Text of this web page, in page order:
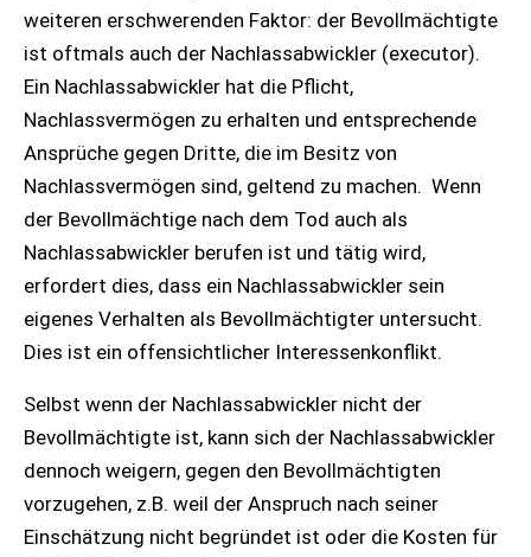
weiteren erschwerenden Faktor: der Bevollmächtigte
ist oftmals auch der Nachlassabwickler (executor).
Ein Nachlassabwickler hat die Pflicht,
Nachlassvermögen zu erhalten und entsprechende
Ansprüche gegen Dritte, die im Besitz von
Nachlassvermögen sind, geltend zu machen. Wenn
der Bevollmächtige nach dem Tod auch als
Nachlassabwickler berufen ist und tätig wird,
erfordert dies, dass ein Nachlassabwickler sein
eigenes Verhalten als Bevollmächtigter untersucht.
Dies ist ein offensichtlicher Interessenkonflikt.
Selbst wenn der Nachlassabwickler nicht der
Bevollmächtigte ist, kann sich der Nachlassabwickler
dennoch weigern, gegen den Bevollmächtigten
vorzugehen, z.B. weil der Anspruch nach seiner
Einschätzung nicht begründet ist oder die Kosten für